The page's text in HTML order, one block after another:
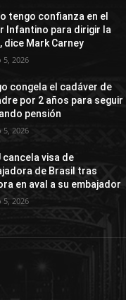
tengo confianza en el
Infantino para dirigir la
dice Mark Carney
5, 2026
congela el cadáver de
por 2 años para seguir
pensión
5, 2026
cancela visa de
de Brasil tras
en aval a su embajador
5, 2026